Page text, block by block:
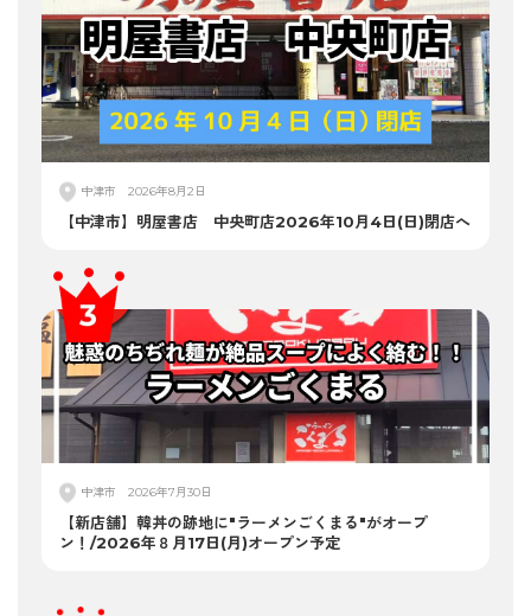
中津市 2026年8月2日
【中津市】明屋書店 中央町店2026年10月4日(日)閉店へ
中津市 2026年7月30日
【新店舗】韓丼の跡地に"ラーメンごくまる"がオープ
ン！/2026年８月17日(月)オープン予定